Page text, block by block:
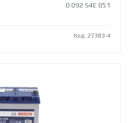
0 092 S4E 051
Код: 27383-4